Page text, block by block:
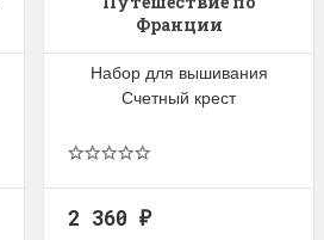
Франции
Набор для вышивания
Счетный крест
2 360 ₽